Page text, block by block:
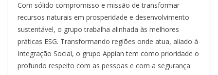
Com sólido compromisso e missão de transformar
recursos naturais em prosperidade e desenvolvimento
sustentável, o grupo trabalha alinhada às melhores
práticas ESG. Transformando regiões onde atua, aliado à
Integração Social, o grupo Appian tem como prioridade o
profundo respeito com as pessoas e com a segurança